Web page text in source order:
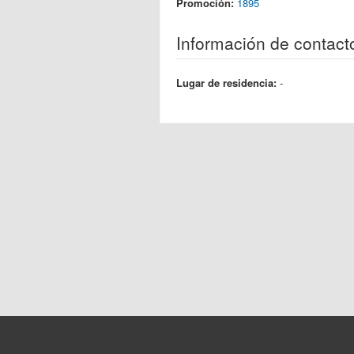
Información de
Lugar de residencia: -